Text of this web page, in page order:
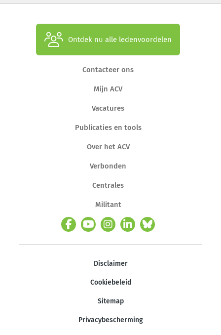
Ontdek nu alle ledenvoordelen
Contacteer ons
Mijn ACV
Vacatures
Publicaties en tools
Over het ACV
Verbonden
Centrales
Militant
Disclaimer
Cookiebeleid
Sitemap
Privacybescherming